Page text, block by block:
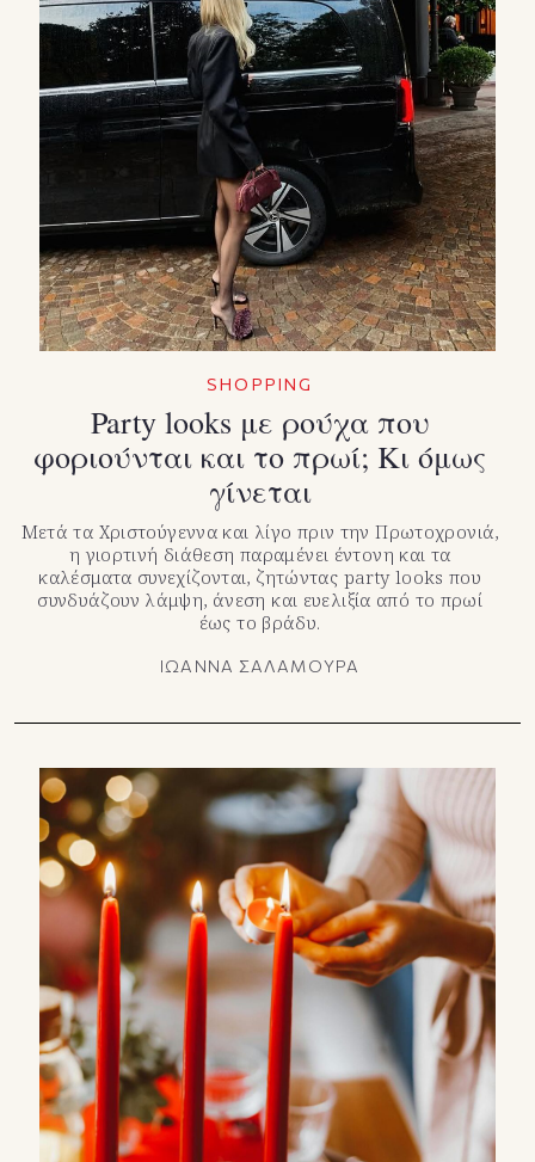
SHOPPING
Party looks με ρούχα που
φοριούνται και το πρωί; Κι όμως
γίνεται
Μετά τα Χριστούγεννα και λίγο πριν την Πρωτοχρονιά,
η γιορτινή διάθεση παραμένει έντονη και τα
καλέσματα συνεχίζονται, ζητώντας party looks που
συνδυάζουν λάμψη, άνεση και ευελιξία από το πρωί
έως το βράδυ.
ΙΩΑΝΝΑ ΣΑΛΑΜΟΥΡΑ